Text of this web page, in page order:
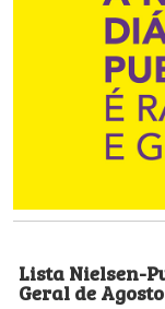
Lista Nielsen-
Geral de